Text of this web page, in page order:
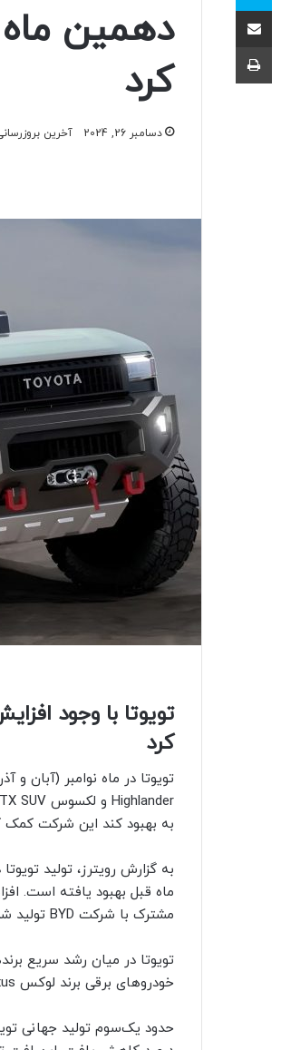
دهمین
کرد
دسامبر 26, 2024 آخرین بروزرسانی:
تویوتا با وجود
کرد
به بهبود کند این شرکت کمک
مشترک با شرکت BYD تولید شده‌اند، از عوامل مهم کاهش تولید محسوب می‌شوند.
خودروهای برقی برند لوکس Lexus را از حدود سال ۲۰۲۷ آغاز کند.